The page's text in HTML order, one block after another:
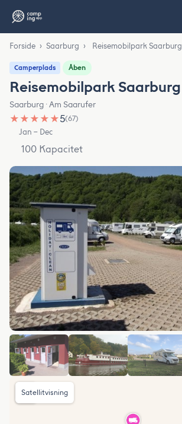
Forside › Saarburg › Reisemobilpark Saarburg
Camperplads Åben
Reisemobilpark Saarburg
Saarburg · Am Saarufer
★ ★ ★ ★ ★5(67)
Jan – Dec
100 Kapacitet
Satellitvisning